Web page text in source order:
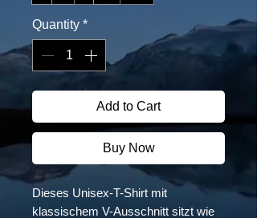
Quantity *
Add to Cart
Buy Now
Dieses Unisex-T-Shirt mit
klassischem V-Ausschnitt sitzt wie